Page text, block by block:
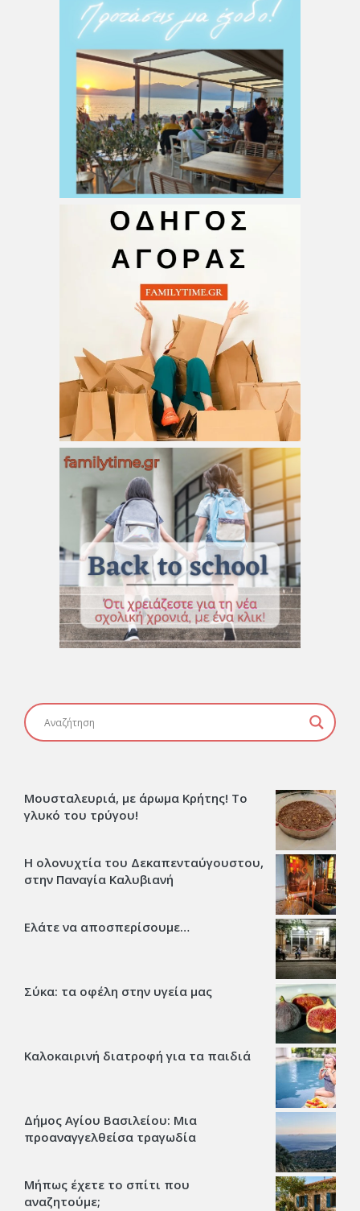
Μουσταλευριά, με άρωμα Κρήτης! Το
γλυκό του τρύγου!
Η ολονυχτία του Δεκαπενταύγουστου,
στην Παναγία Καλυβιανή
Ελάτε να αποσπερίσουμε…
Σύκα: τα οφέλη στην υγεία μας
Καλοκαιρινή διατροφή για τα παιδιά
Δήμος Αγίου Βασιλείου: Μια
προαναγγελθείσα τραγωδία
Μήπως έχετε το σπίτι που
αναζητούμε;